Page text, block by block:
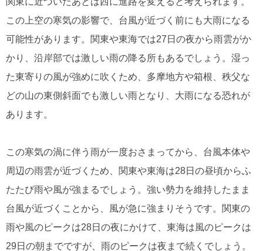
この上空の寒気の影響で、台風が近づく前にも大雨になる
可能性があります。関東や東海では27日の夜から雨雲がか
かり、沿岸部では激しい雨の降る所もあるでしょう。湿っ
た東寄りの風が強めに吹くため、多摩地方や箱根、秩父な
どの山の東側斜面でも激しい雨となり、大雨になる恐れが
あります。
この寒気の渦に伴う雨が一度おさまってから、台風本体や
周辺の雨雲が近づくため、関東や東海は28日の昼頃からふ
たたび雨や風が強まるでしょう。強い勢力を維持したまま
台風が近づくことから、風が急に強まりそうです。関東の
雨や風のピークは28日の夜にかけて、東海は風のピークは
29日の朝までですが、雨のピークは夜まで続くでしょう。